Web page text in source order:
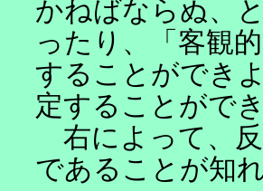
かねばならぬ、
ったり、「客観
することができ
定することがで
右によって、
であることが知